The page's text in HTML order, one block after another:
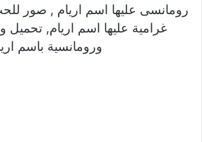
رومانسى عليها اسم اريام , صور
غرامية عليها اسم اريام,
ورومانسية باسم